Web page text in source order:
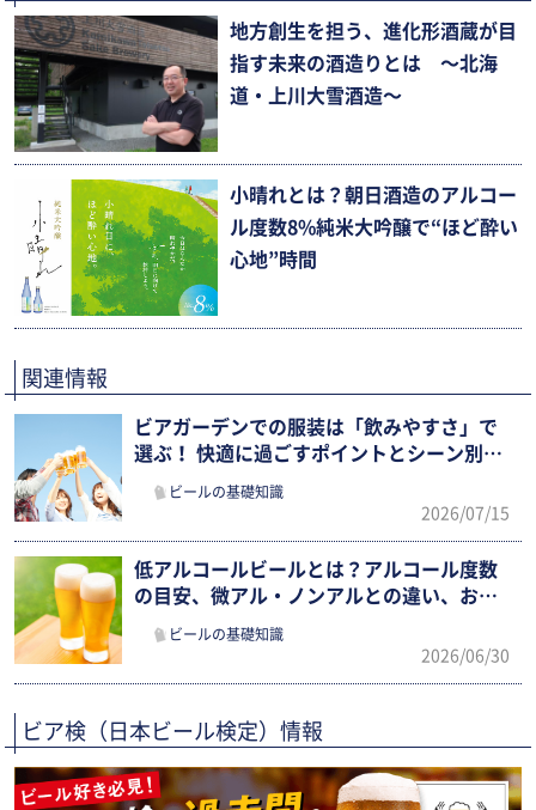
地方創生を担う、進化形酒蔵が目
指す未来の酒造りとは 〜北海
道・上川大雪酒造〜
小晴れとは？朝日酒造のアルコー
ル度数8%純米大吟醸で“ほど酔い
心地”時間
関連情報
ビアガーデンでの服装は「飲みやすさ」で
選ぶ！ 快適に過ごすポイントとシーン別ま
ビールの基礎知識
2026/07/15
低アルコールビールとは？アルコール度数
の目安、微アル・ノンアルとの違い、おす
ビールの基礎知識
2026/06/30
ビア検（日本ビール検定）情報